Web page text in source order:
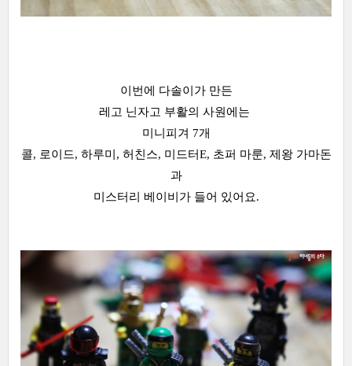
이번에 다솔이가 만든
레고 닌자고 부활의 사원에는
미니피겨 7개
콜, 로이드, 하루미, 허친스, 미드터E, 초퍼 마룬, 제왕 가마돈
과
미스터리 베이비가 들어 있어요.